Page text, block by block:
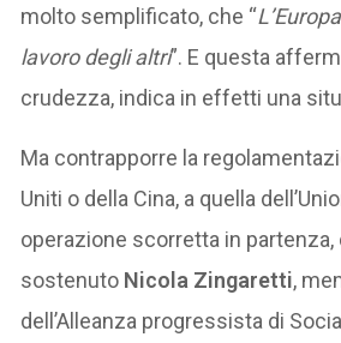
molto semplificato, che “
lavoro degli altri”. E questa
crudezza, indica in effetti una
Ma contrapporre la
Uniti o della Cina, a quella
operazione scorretta in partenza,
sostenuto Nicola Zingaretti,
dell’Alleanza progressista di